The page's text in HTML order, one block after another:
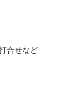
合せなど